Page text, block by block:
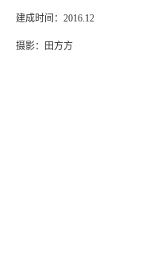
建成时间：2016.12
摄影：田方方